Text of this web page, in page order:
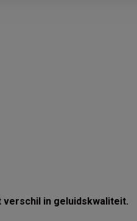
verschil in geluidskwaliteit.